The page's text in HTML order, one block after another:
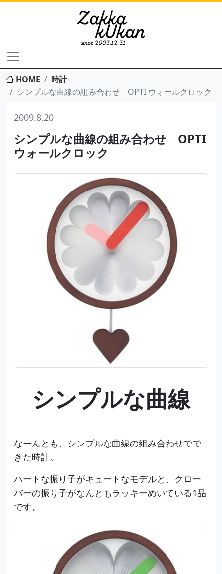
HOME
時計
シンプルな曲線の組み合わせ OPTI ウォールクロック
2009.8.20
シンプルな曲線の組み合わせ OPTI
ウォールクロック
シンプルな曲線
なーんとも、シンプルな曲線の組み合わせでで
きた時計。
ハートな振り子がキュートなモデルと、クロー
バーの振り子がなんともラッキーめいている1品
です。